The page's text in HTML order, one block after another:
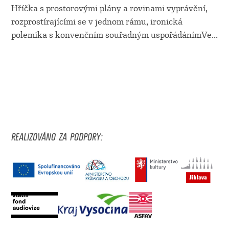
Hříčka s prostorovými plány a rovinami vyprávění,
rozprostírajícími se v jednom rámu, ironická
polemika s konvenčním souřadným uspořádánímVe...
REALIZOVÁNO ZA PODPORY: